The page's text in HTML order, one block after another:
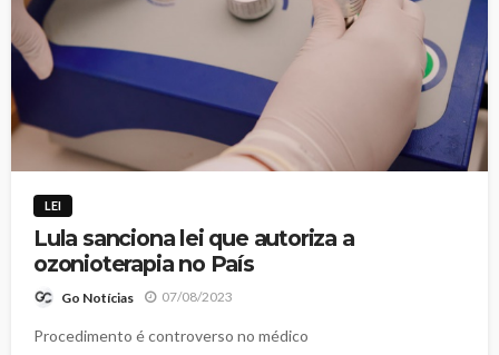
LEI
Lula sanciona lei que autoriza a
ozonioterapia no País
Go Notícias 07/08/2023
Procedimento é controverso no médico